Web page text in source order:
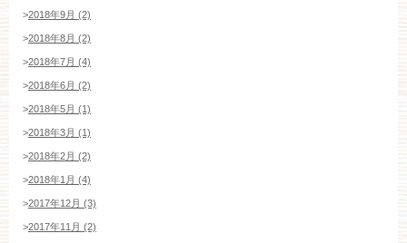
>2018年9月 (2)
>2018年8月 (2)
>2018年7月 (4)
>2018年6月 (2)
>2018年5月 (1)
>2018年3月 (1)
>2018年2月 (2)
>2018年1月 (4)
>2017年12月 (3)
>2017年11月 (2)